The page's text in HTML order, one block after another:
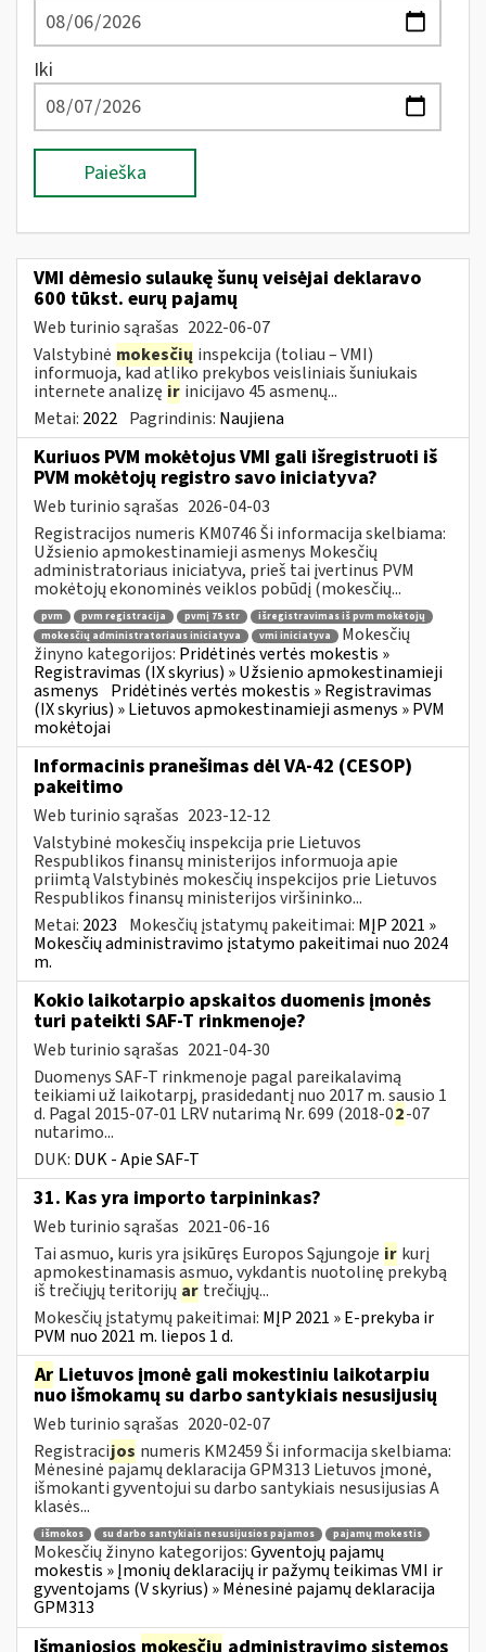
Iki
Paieška
VMI dėmesio sulaukę šunų veisėjai deklaravo
600 tūkst. eurų pajamų
Web turinio sąrašas 2022-06-07
Valstybinė mokesčių inspekcija (toliau – VMI)
informuoja, kad atliko prekybos veisliniais šuniukais
internete analizę ir inicijavo 45 asmenų...
Metai: 2022 Pagrindinis: Naujiena
Kuriuos PVM mokėtojus VMI gali išregistruoti iš
PVM mokėtojų registro savo iniciatyva?
Web turinio sąrašas 2026-04-03
Registracijos numeris KM0746 Ši informacija skelbiama:
Užsienio apmokestinamieji asmenys Mokesčių
administratoriaus iniciatyva, prieš tai įvertinus PVM
mokėtojų ekonominės veiklos pobūdį (mokesčių...
pvm pvm registracija pvmį 75 str
išregistravimas iš pvm mokėtojų
mokesčių administratoriaus iniciatyva
vmi iniciatyva
Mokesčių
žinyno kategorijos: Pridėtinės vertės mokestis »
Registravimas (IX skyrius) » Užsienio apmokestinamieji
asmenys Pridėtinės vertės mokestis » Registravimas
(IX skyrius) » Lietuvos apmokestinamieji asmenys » PVM
mokėtojai
Informacinis pranešimas dėl VA-42 (CESOP)
pakeitimo
Web turinio sąrašas 2023-12-12
Valstybinė mokesčių inspekcija prie Lietuvos
Respublikos finansų ministerijos informuoja apie
priimtą Valstybinės mokesčių inspekcijos prie Lietuvos
Respublikos finansų ministerijos viršininko...
Metai: 2023 Mokesčių įstatymų pakeitimai: MĮP 2021 »
Mokesčių administravimo įstatymo pakeitimai nuo 2024
m.
Kokio laikotarpio apskaitos duomenis įmonės
turi pateikti SAF-T rinkmenoje?
Web turinio sąrašas 2021-04-30
Duomenys SAF-T rinkmenoje pagal pareikalavimą
teikiami už laikotarpį, prasidedantį nuo 2017 m. sausio 1
d. Pagal 2015-07-01 LRV nutarimą Nr. 699 (2018-02-07
nutarimo...
DUK: DUK - Apie SAF-T
31. Kas yra importo tarpininkas?
Web turinio sąrašas 2021-06-16
Tai asmuo, kuris yra įsikūręs Europos Sąjungoje ir kurį
apmokestinamasis asmuo, vykdantis nuotolinę prekybą
iš trečiųjų teritorijų ar trečiųjų...
Mokesčių įstatymų pakeitimai: MĮP 2021 » E-prekyba ir
PVM nuo 2021 m. liepos 1 d.
Ar Lietuvos įmonė gali mokestiniu laikotarpiu
nuo išmokamų su darbo santykiais nesusijusių
Web turinio sąrašas 2020-02-07
Registracijos numeris KM2459 Ši informacija skelbiama:
Mėnesinė pajamų deklaracija GPM313 Lietuvos įmonė,
išmokanti gyventojui su darbo santykiais nesusijusias A
klasės...
išmokos su darbo santykiais nesusijusios pajamos pajamų mokestis
Mokesčių žinyno kategorijos:Gyventojų pajamų
mokestis » Įmonių deklaracijų ir pažymų teikimas VMI ir
gyventojams (V skyrius) » Mėnesinė pajamų deklaracija
GPM313
Išmaniosios mokesčių administravimo sistemos